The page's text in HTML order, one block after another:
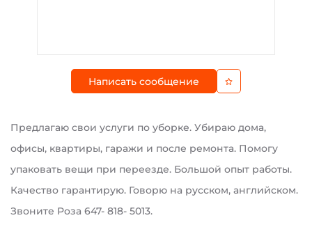
Написать сообщение
Предлагаю свои услуги по уборке. Убираю дома,
офисы, квартиры, гаражи и после ремонта. Помогу
упаковать вещи при переезде. Большой опыт работы.
Качество гарантирую. Говорю на русском, английском.
Звоните Роза 647- 818- 5013.